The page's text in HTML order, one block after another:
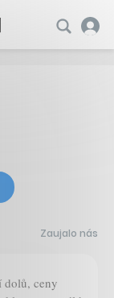
Zaujalo nás
dolů, ceny